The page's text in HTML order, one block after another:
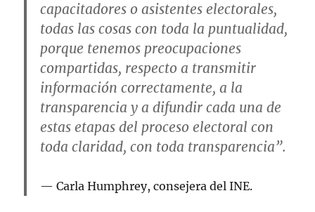
capacitadores o asistentes electorales,
todas las cosas con toda la puntualidad,
porque tenemos preocupaciones
compartidas, respecto a transmitir
información correctamente, a la
transparencia y a difundir cada una de
estas etapas del proceso electoral con
toda claridad, con toda transparencia”.
Carla Humphrey, consejera del INE.